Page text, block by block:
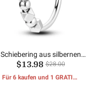
Schiebering aus silbernen
Perlen
$13.98 $28.00
Für 6 kaufen und 1 GRATIS-